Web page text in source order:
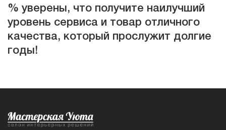
% уверены, что получите наилучший
уровень сервиса и товар отличного
качества, который прослужит долгие
годы!